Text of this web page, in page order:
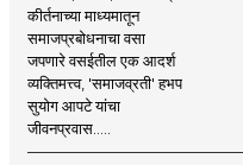
कीर्तनाच्या माध्यमातून
समाजप्रबोधनाचा वसा
जपणारे वसईतील एक आदर्श
व्यक्तिमत्त्व, 'समाजव्रती' हभप
सुयोग आपटे यांचा
जीवनप्रवास.....